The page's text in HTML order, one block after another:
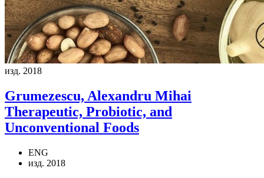
изд. 2018
Grumezescu, Alexandru Mihai
Therapeutic, Probiotic, and
Unconventional Foods
ENG
изд. 2018